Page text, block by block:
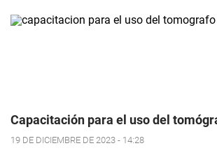
Capacitación para el uso del
19 DE DICIEMBRE DE 2023 - 14:28